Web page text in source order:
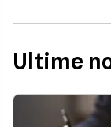
Ultime